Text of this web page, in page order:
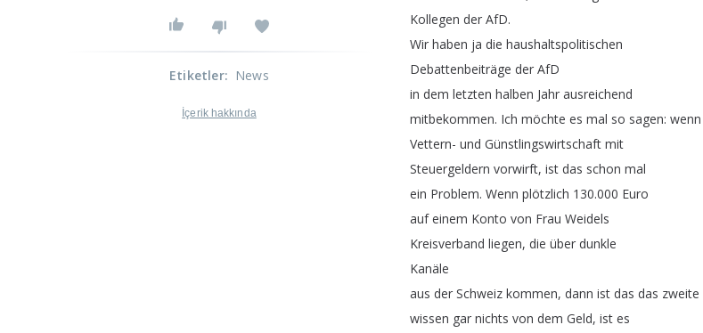
Kollegen der AfD.
Wir haben ja die haushaltspolitischen
Debattenbeiträge der AfD
in dem letzten halben Jahr ausreichend
mitbekommen. Ich möchte es mal so sagen: wenn
Vettern- und Günstlingswirtschaft mit
Steuergeldern vorwirft, ist das schon mal
ein Problem. Wenn plötzlich 130.000 Euro
auf einem Konto von Frau Weidels
Kreisverband liegen, die über dunkle
Kanäle
aus der Schweiz kommen, dann ist das das zweite
wissen gar nichts von dem Geld, ist es
Etiketler: News
İçerik hakkında